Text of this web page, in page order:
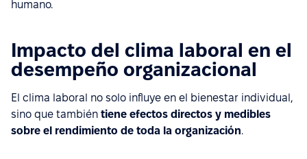
humano.
Impacto del clima laboral en el
desempeño organizacional
El clima laboral no solo influye en el bienestar individual,
sino que también tiene efectos directos y medibles
sobre el rendimiento de toda la organización.